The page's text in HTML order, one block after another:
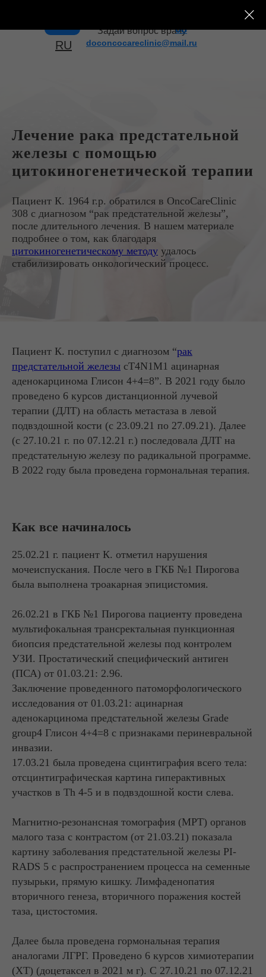
RU
Задай вопрос врачу
08
doconcocareclinic@mail.ru
Лечение рака предстательной железы
Лечение рака предстательной
железы с помощью
цитокиногенетической терапии
Пациент К. 1964 г.р. обратился в OncoCareClinic
308 с диагнозом “рак предстательной железы”,
после длительного лечения. В нашем материале
подробнее о том, как благодаря
цитокиногенетическому методу удалось
стабилизировать онкологический процесс.
Пациент К. поступил с диагнозом “рак
предстательной железы cT4N1M1 ацинарная
аденокарцинома Глисон 4+4=8”. В 2021 году было
проведено 6 курсов дистанционной лучевой
терапии (ДЛТ) на область метастаза в левой
подвздошной кости (с 23.09.21 по 27.09.21). Далее
(с 27.10.21 г. по 07.12.21 г.) последовала ДЛТ на
предстательную железу по радикальной программе.
В 2022 году была проведена гормональная терапия.
Как все начиналось
25.02.21 г. пациент К. отметил нарушения
мочеиспускания. После чего в ГКБ №1 Пирогова
была выполнена троакарная эпицистомия.
26.02.21 в ГКБ №1 Пирогова пациенту проведена
мультифокальная трансректальная пункционная
биопсия предстательной железы под контролем
УЗИ. Простатический специфический антиген
(ПСА) от 01.03.21: 2.96.
Заключение проведенного патоморфологического
исследования от 01.03.21: ацинарная
аденокарцинома предстательной железы Grade
group4 Глисон 4+4=8 с признаками периневральной
инвазии.
17.03.21 была проведена сцинтиграфия всего тела:
отсцинтиграфическая картина гиперактивных
участков в Th 4-5 и в подвздошной кости слева.
Магнитно-резонансная томография (МРТ) органов
малого таза с контрастом (от 21.03.21) показала
картину заболевания предстательной железы PI-
RADS 5 с распространением процесса на семенные
пузырьки, прямую кишку. Лимфаденопатия
вторичного генеза, вторичного поражения костей
таза, цистостомия.
Далее была проведена гормональная терапия
аналогами ЛГРГ. Проведено 6 курсов химиотерапии
(ХТ) (доцетаксел в 2021 м г). С 27.10.21 по 07.12.21